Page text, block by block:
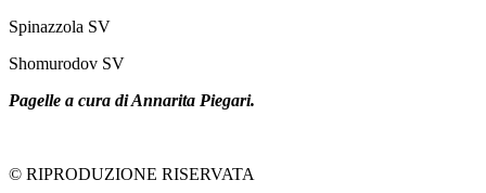
Spinazzola SV
Shomurodov SV
Pagelle a cura di Annarita Piegari.
© RIPRODUZIONE RISERVATA